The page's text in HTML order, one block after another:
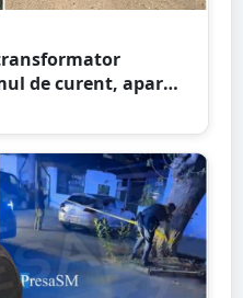
de curent, apar